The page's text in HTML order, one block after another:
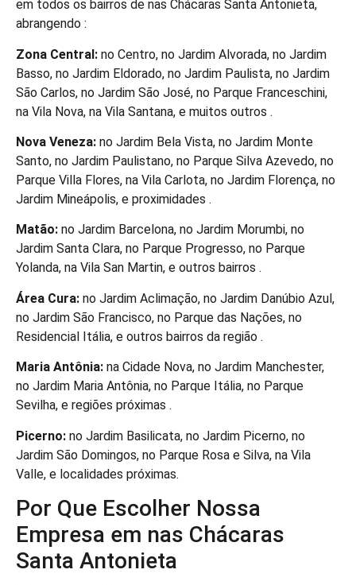
em todos os bairros de nas Chácaras Santa Antonieta,
abrangendo :
Zona Central: no Centro, no Jardim Alvorada, no Jardim
Basso, no Jardim Eldorado, no Jardim Paulista, no Jardim
São Carlos, no Jardim São José, no Parque Franceschini,
na Vila Nova, na Vila Santana, e muitos outros .
Nova Veneza: no Jardim Bela Vista, no Jardim Monte
Santo, no Jardim Paulistano, no Parque Silva Azevedo, no
Parque Villa Flores, na Vila Carlota, no Jardim Florença, no
Jardim Mineápolis, e proximidades .
Matão: no Jardim Barcelona, no Jardim Morumbi, no
Jardim Santa Clara, no Parque Progresso, no Parque
Yolanda, na Vila San Martin, e outros bairros .
Área Cura: no Jardim Aclimação, no Jardim Danúbio Azul,
no Jardim São Francisco, no Parque das Nações, no
Residencial Itália, e outros bairros da região .
Maria Antônia: na Cidade Nova, no Jardim Manchester,
no Jardim Maria Antônia, no Parque Itália, no Parque
Sevilha, e regiões próximas .
Picerno: no Jardim Basilicata, no Jardim Picerno, no
Jardim São Domingos, no Parque Rosa e Silva, na Vila
Valle, e localidades próximas.
Por Que Escolher Nossa
Empresa em nas Chácaras
Santa Antonieta